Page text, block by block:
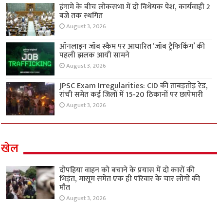
हंगामे के बीच लोकसभा में दो विधेयक पेश, कार्यवाही 2
बजे तक स्थगित
August 3, 2026
ऑनलाइन जॉब स्कैम पर आधारित ‘जॉब ट्रैफिकिंग’ की
पहली झलक आयी सामने
August 3, 2026
JPSC Exam Irregularities: CID की ताबड़तोड़ रेड,
रांची समेत कई जिलों में 15-20 ठिकानों पर छापेमारी
August 3, 2026
खेल
दोपहिया वाहन को बचाने के प्रयास में दो कारों की
भिड़ंत, मासूम समेत एक ही परिवार के चार लोगों की
मौत
August 3, 2026